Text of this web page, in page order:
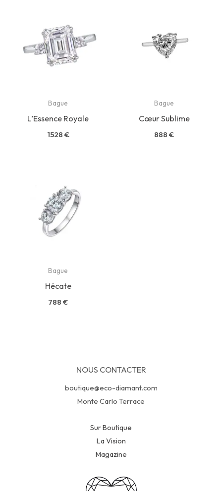
Bague
L’Essence Royale
1528 €
Bague
Cœur Sublime
888 €
Bague
Hécate
788 €
NOUS CONTACTER
boutique@eco-diamant.com
Monte Carlo Terrace
Sur Boutique
La Vision
Magazine